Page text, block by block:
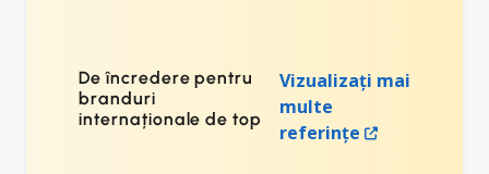
De încredere pentru
branduri
internaționale de top
Vizualizați mai
multe
referințe